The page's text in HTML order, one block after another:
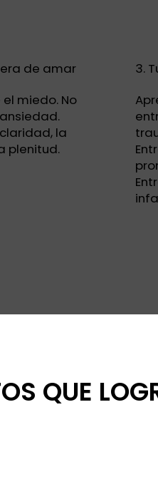
de amar
miedo. No
la
plenitud.
3.
QUE